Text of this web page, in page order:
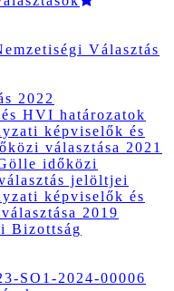
Választás
2022
HVI határozatok
képviselők és
választása 2021
időközi
jelöltjei
képviselők és
2019
Bizottság
SO1-2024-00006